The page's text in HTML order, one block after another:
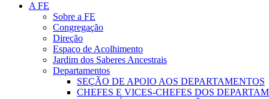
A FE
Sobre a FE
Congregação
Direção
Espaço de Acolhimento
Jardim dos Saberes Ancestrais
Departamentos
SEÇÃO DE APOIO AOS DEPARTAMENTOS
CHEFES E VICES-CHEFES DOS